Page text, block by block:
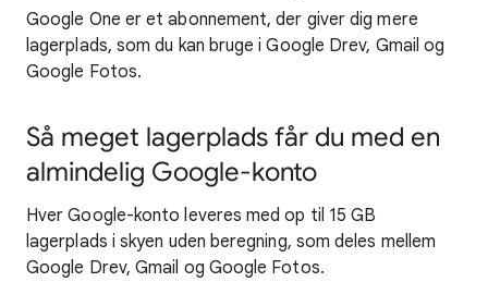
Google One er et abonnement, der giver dig mere
lagerplads, som du kan bruge i Google Drev, Gmail og
Google Fotos.
Så meget lagerplads får du med en
almindelig Google-konto
Hver Google-konto leveres med op til 15 GB
lagerplads i skyen uden beregning, som deles mellem
Google Drev, Gmail og Google Fotos.